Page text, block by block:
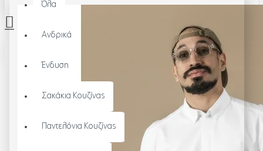
Όλα
Ανδρικά
Ένδυση
Σακάκια Κουζίνας
Παντελόνια Κουζίνας